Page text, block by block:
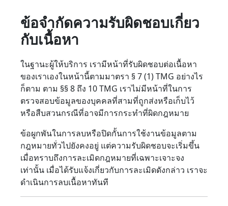
ข้อจำกัดความรับผิดชอบเกี่ยว
กับเนื้อหา
ในฐานะผู้ให้บริการ เรามีหน้าที่รับผิดชอบต่อเนื้อหา
ของเราเองในหน้านี้ตามมาตรา § 7 (1) TMG อย่างไร
ก็ตาม ตาม §§ 8 ถึง 10 TMG เราไม่มีหน้าที่ในการ
ตรวจสอบข้อมูลของบุคคลที่สามที่ถูกส่งหรือเก็บไว้
หรือสืบสวนกรณีที่อาจมีการกระทำที่ผิดกฎหมาย
ข้อผูกพันในการลบหรือปิดกั้นการใช้งานข้อมูลตาม
กฎหมายทั่วไปยังคงอยู่ แต่ความรับผิดชอบจะเริ่มขึ้น
เมื่อทราบถึงการละเมิดกฎหมายที่เฉพาะเจาะจง
เท่านั้น เมื่อได้รับแจ้งเกี่ยวกับการละเมิดดังกล่าว เราจะ
ดำเนินการลบเนื้อหาทันที